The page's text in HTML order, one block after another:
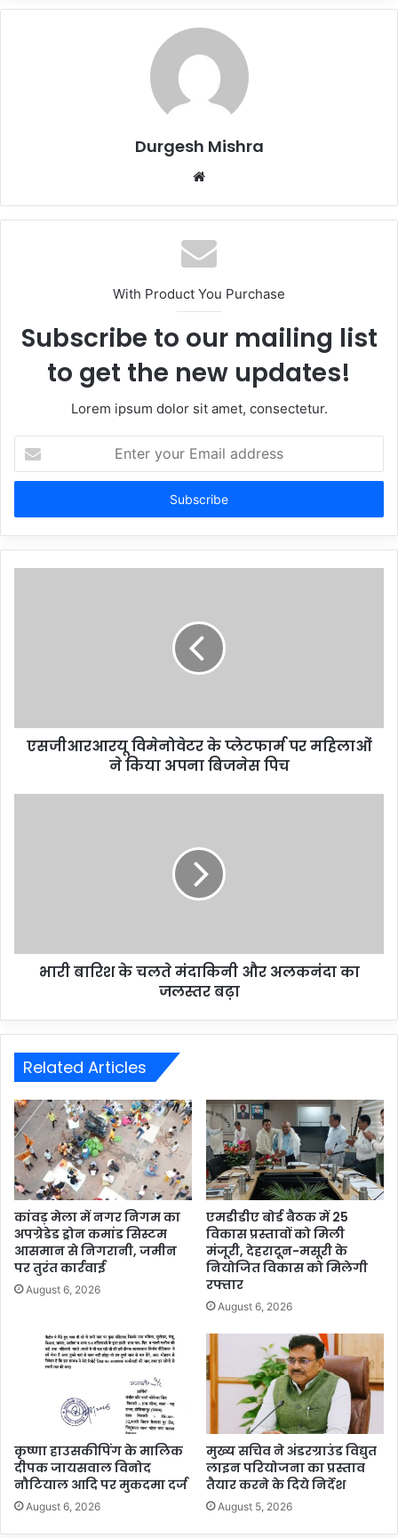
Durgesh Mishra
Website
With Product You Purchase
Subscribe to our mailing list
to get the new updates!
Lorem ipsum dolor sit amet, consectetur.
Enter
your
Email
एसजीआरआरयू विमेनोवेटर के प्लेटफार्म पर महिलाओं
ने किया अपना बिजनेस पिच
भारी बारिश के चलते मंदाकिनी और अलकनंदा का
जलस्तर बढ़ा
Related Articles
कांवड़ मेला में नगर निगम का
अपग्रेडेड ड्रोन कमांड सिस्टम
आसमान से निगरानी, जमीन
पर तुरंत कार्रवाई
August 6, 2026
एमडीडीए बोर्ड बैठक में 25
विकास प्रस्तावों को मिली
मंजूरी, देहरादून-मसूरी के
नियोजित विकास को मिलेगी
रफ्तार
August 6, 2026
कृष्णा हाउसकीपिंग के मालिक
दीपक जायसवाल विनोद
नौटियाल आदि पर मुकदमा दर्ज
August 6, 2026
मुख्य सचिव ने अंडरग्राउंड विद्युत
लाइन परियोजना का प्रस्ताव
तैयार करने के दिये निर्देश
August 5, 2026